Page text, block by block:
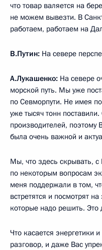
что товар валяется на
не можем вывезти. В
работаем, работаем на
В.Путин: На севере
А.Лукашенко: На севере
морской путь. Мы уже
по Севморпути. Не имея
уже тысяч тонн
производителей,
была очень важной и
Мы, что здесь скрывать,
по некоторым вопросам
меня поддержали в том,
встретятся и посмотрят
которые надо решить.
Что касается энергетики
разговор, и даже Вас